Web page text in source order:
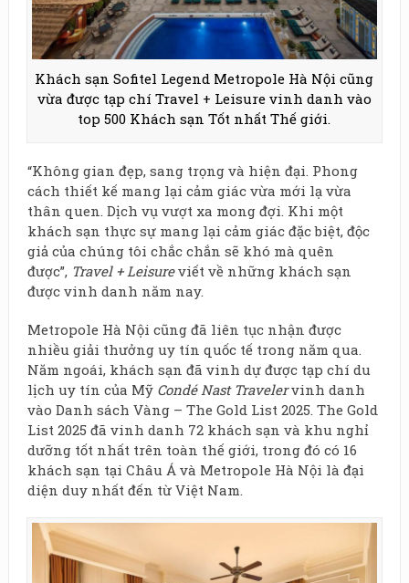
Khách sạn Sofitel Legend Metropole Hà Nội cũng
vừa được tạp chí Travel + Leisure vinh danh vào
top 500 Khách sạn Tốt nhất Thế giới.
“Không gian đẹp, sang trọng và hiện đại. Phong
cách thiết kế mang lại cảm giác vừa mới lạ vừa
thân quen. Dịch vụ vượt xa mong đợi. Khi một
khách sạn thực sự mang lại cảm giác đặc biệt, độc
giả của chúng tôi chắc chắn sẽ khó mà quên
được”, Travel + Leisureviết về những khách sạn
được vinh danh năm nay.
Metropole Hà Nội cũng đã liên tục nhận được
nhiều giải thưởng uy tín quốc tế trong năm qua.
Năm ngoái, khách sạn đã vinh dự được tạp chí du
lịch uy tín của Mỹ Condé Nast Travelervinh danh
vào Danh sách Vàng – The Gold List 2025. The Gold
List 2025 đã vinh danh 72 khách sạn và khu nghỉ
dưỡng tốt nhất trên toàn thế giới, trong đó có 16
khách sạn tại Châu Á và Metropole Hà Nội là đại
diện duy nhất đến từ Việt Nam.